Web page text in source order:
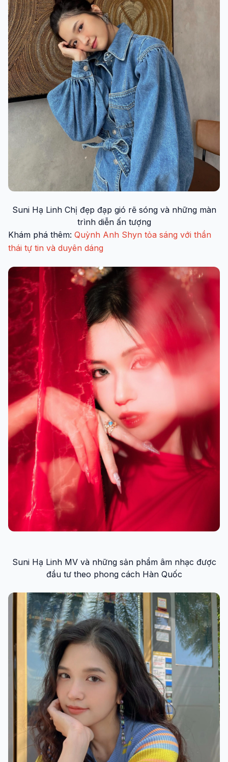
Suni Hạ Linh Chị đẹp đạp gió rẽ sóng và những màn
trình diễn ấn tượng
Khám phá thêm: Quỳnh Anh Shyn tỏa sáng với thần
thái tự tin và duyên dáng
Suni Hạ Linh MV và những sản phẩm âm nhạc được
đầu tư theo phong cách Hàn Quốc